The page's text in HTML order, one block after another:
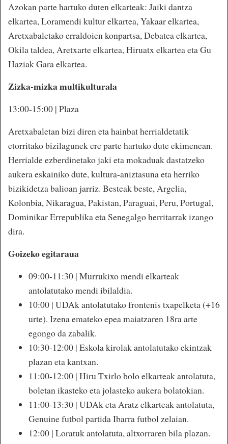
Azokan parte hartuko duten elkarteak: Jaiki dantza
elkartea, Loramendi kultur elkartea, Yakaar elkartea,
Aretxabaletako erraldoien konpartsa, Debatea elkartea,
Okila taldea, Aretxarte elkartea, Hiruatx elkartea eta Gu
Haziak Gara elkartea.
Zizka-mizka multikulturala
13:00-15:00 | Plaza
Aretxabaletan bizi diren eta hainbat herrialdetatik
etorritako bizilagunek ere parte hartuko dute ekimenean.
Herrialde ezberdinetako jaki eta mokaduak dastatzeko
aukera eskainiko dute, kultura-aniztasuna eta herriko
bizikidetza balioan jarriz. Besteak beste, Argelia,
Kolonbia, Nikaragua, Pakistan, Paraguai, Peru, Portugal,
Dominikar Errepublika eta Senegalgo herritarrak izango
dira.
Goizeko egitaraua
09:00-11:30 | Murrukixo mendi elkarteak
antolatutako mendi ibilaldia.
10:00 | UDAk antolatutako frontenis txapelketa (+16
urte). Izena emateko epea maiatzaren 18ra arte
egongo da zabalik.
10:30-12:00 | Eskola kirolak antolatutako ekintzak
plazan eta kantxan.
11:00-12:00 | Hiru Txirlo bolo elkarteak antolatuta,
boletan ikasteko eta jolasteko aukera bolatokian.
11:00-13:30 | UDAk eta Aratz elkarteak antolatuta,
Genuine futbol partida Ibarra futbol zelaian.
12:00 | Loratuk antolatuta, altxorraren bila plazan.